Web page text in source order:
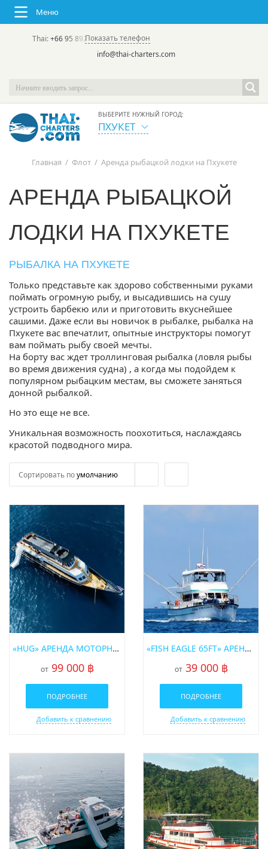
Меню
Thai:+66 95 892 7646(rus/eng) | в России:
Показать телефон
info@thai-charters.com
ВЫБЕРИТЕ НУЖНЫЙ ГОРОД:
ПХУКЕТ
Главная / Флот / Аренда рыбацкой лодки на Пхукете
АРЕНДА РЫБАЦКОЙ
ЛОДКИ НА ПХУКЕТЕ
РЫБАЛКА НА ПХУКЕТЕ
Только представьте как здорово собственными руками
поймать огромную рыбу, и высадившись на сушу
устроить барбекю или и приготовить вкуснейшее
сашими. Даже если вы новичок в рыбалке, рыбалка на
Пхукете вас впечатлит, опытные инструкторы помогут
вам поймать рыбу своей мечты.
На борту вас ждет троллинговая рыбалка (ловля рыбы
во время движения судна) , а когда мы подойдем к
популярном рыбацким местам, вы сможете заняться
донной рыбалкой.
Но это еще не все.
Уникальная возможность поохотиться, наслаждаясь
красотой подводного мира.
Сортировать поумолчанию
«HUG» АРЕНДА МОТОРНОЙ ЛОДКИ ДЛЯ ДАЙВИНГА НА ПХУКЕТЕ
от 99 000 ฿
ПОДРОБНЕЕ
Добавить к сравнению
«FISH EAGLE 65FT» АРЕНДА РЫБАЦКОЙ ЛОДКИ НА ПХУКЕТЕ
от 39 000 ฿
ПОДРОБНЕЕ
Добавить к сравнению